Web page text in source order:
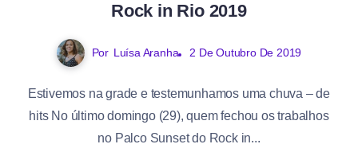
Rock in Rio 2019
Por Luísa Aranha 2 De Outubro De 2019
Estivemos na grade e testemunhamos uma chuva – de
hits No último domingo (29), quem fechou os trabalhos
no Palco Sunset do Rock in...